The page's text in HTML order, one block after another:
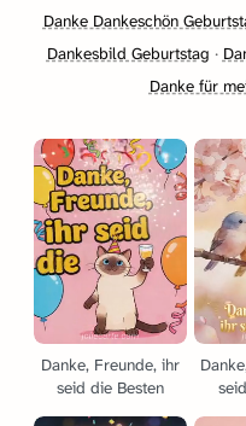
Danke Dankeschön
Dankesbild Geburtstag ·
Danke für
Danke, Freunde, ihr
seid die Besten